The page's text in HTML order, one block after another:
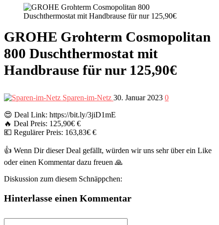
GROHE Grohterm Cosmopolitan
800 Duschthermostat mit
Handbrause für nur 125,90€
Sparen-im-Netz 30. Januar 2023 0
😍 Deal Link: https://bit.ly/3jiD1mE
🔥 Deal Preis: 125,90€ €
💶 Regulärer Preis: 163,83€ €
👍 Wenn Dir dieser Deal gefällt, würden wir uns sehr über ein Like
oder einen Kommentar dazu freuen 🙏
Diskussion zum diesem Schnäppchen:
Hinterlasse einen Kommentar